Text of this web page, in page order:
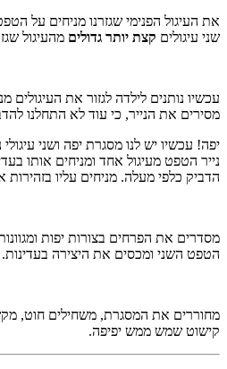
את העיגול הפנימי שגזרנו מניחים על
שני עיגולים קצת יותר גדולים מהעיגול
עכשיו נותנים לילדה לגזור את העיגולים
מסירים את הנייר, כי עוד לא התחלנו
יפה! עכשיו יש לנו מסגרת יפה ושני
נייר הטפט מעיגול אחד ומניחים אותו
הדביק כלפי מעלה. מניחים עליו
מסדרים את הפרחים בצורות יפות
הטפט השני ומכסים את היצירה בעדינות.
מחוררים את המסגרת, משחילים חוט,
קישוט שמש ממש יפיפה.